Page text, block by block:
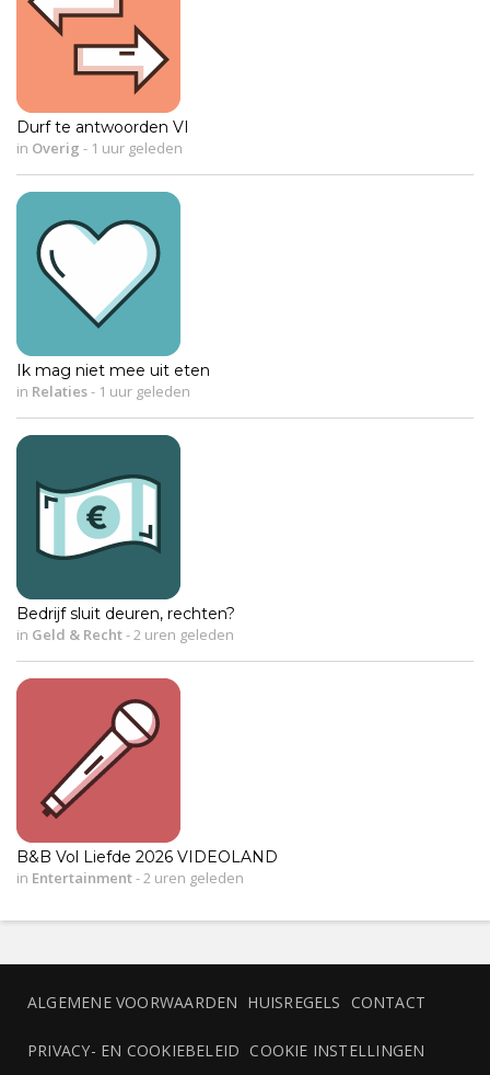
Durf te antwoorden VI
in Overig - 1 uur geleden
Ik mag niet mee uit eten
in Relaties- 1 uur geleden
Bedrijf sluit deuren, rechten?
in Geld & Recht-2 uren geleden
B&B Vol Liefde 2026 VIDEOLAND
in Entertainment-2 uren geleden
ALGEMENE VOORWAARDEN HUISREGELS CONTACT
PRIVACY- EN COOKIEBELEID COOKIE INSTELLINGEN